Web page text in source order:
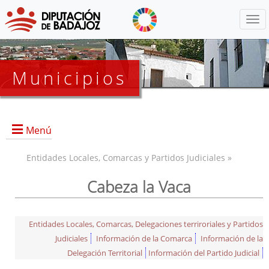
Municipios
Menú
Información General
Entidades Locales, Comarcas y Partidos Judiciales »
Cabeza la Vaca
Entidades Locales, Comarcas, Delegaciones terriroriales y Partidos
Judiciales
Información de la Comarca
Información de la
Delegación Territorial
Información del Partido Judicial